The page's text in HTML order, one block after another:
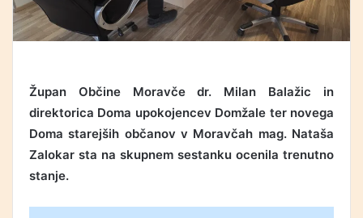
Župan Občine Moravče dr. Milan Balažic in
direktorica Doma upokojencev Domžale ter novega
Doma starejših občanov v Moravčah mag. Nataša
Zalokar sta na skupnem sestanku ocenila trenutno
stanje.